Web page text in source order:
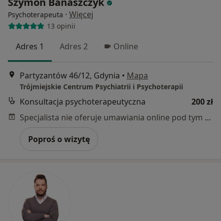
Psychoterapeuta · Więcej
13 opinii
Adres 1 Adres 2 Online
Partyzantów 46/12, Gdynia • Mapa
Trójmiejskie Centrum Psychiatrii i Psychoterapii
Konsultacja psychoterapeutyczna
200 zł
Specjalista nie oferuje umawiania online pod tym adresem.
Poproś o wizytę